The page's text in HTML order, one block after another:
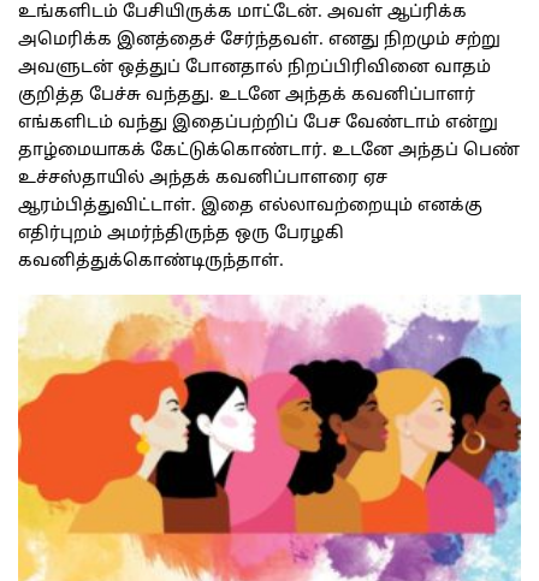
உங்களிடம் பேசியிருக்க மாட்டேன். அவள் ஆப்ரிக்க
அமெரிக்க இனத்தைச் சேர்ந்தவள். எனது நிறமும் சற்று
அவளுடன் ஒத்துப் போனதால் நிறப்பிரிவினை வாதம்
குறித்த பேச்சு வந்தது. உடனே அந்தக் கவனிப்பாளர்
எங்களிடம் வந்து இதைப்பற்றிப் பேச வேண்டாம் என்று
தாழ்மையாகக் கேட்டுக்கொண்டார். உடனே அந்தப் பெண்
உச்சஸ்தாயில் அந்தக் கவனிப்பாளரை ஏச
ஆரம்பித்துவிட்டாள். இதை எல்லாவற்றையும் எனக்கு
எதிர்புறம் அமர்ந்திருந்த ஒரு பேரழகி
கவனித்துக்கொண்டிருந்தாள்.